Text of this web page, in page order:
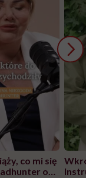
co mi się
o